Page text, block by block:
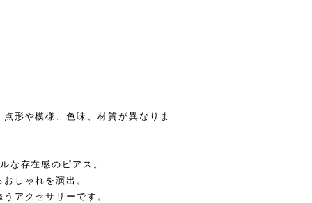
形や模様、色味、材質が異なりま
な存在感のピアス。
しゃれを演出。
アクセサリーです。